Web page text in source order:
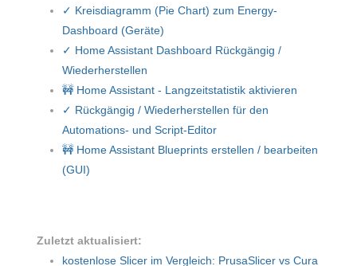
✓ Kreisdiagramm (Pie Chart) zum Energy-
Dashboard (Geräte)
✓ Home Assistant Dashboard Rückgängig /
Wiederherstellen
🚧 Home Assistant - Langzeitstatistik aktivieren
✓ Rückgängig / Wiederherstellen für den
Automations- und Script-Editor
🚧 Home Assistant Blueprints erstellen / bearbeiten
(GUI)
Zuletzt aktualisiert:
kostenlose Slicer im Vergleich: PrusaSlicer vs Cura